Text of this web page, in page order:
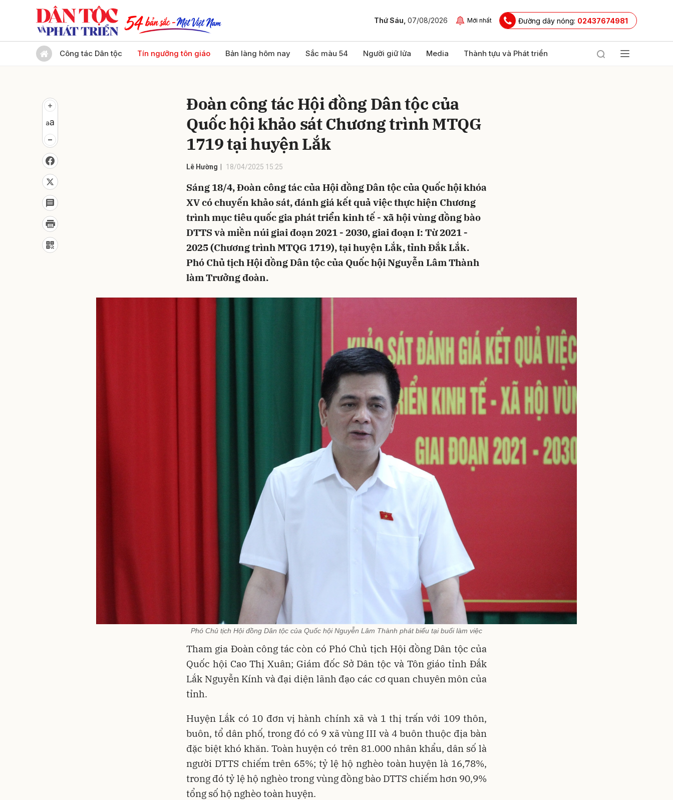
Thứ Sáu, 07/08/2026 Mới nhất Đường dây nóng: 02437674981
Công tác Dân tộc Tín ngưỡng tôn giáo Bản làng hôm nay Sắc màu 54 Người giữ lửa Media Thành tựu và Phát triển
Đoàn công tác Hội đồng Dân tộc của
Quốc hội khảo sát Chương trình MTQG
1719 tại huyện Lắk
Lê Hường 18/04/2025 15:25
Sáng 18/4, Đoàn công tác của Hội đồng Dân tộc của Quốc hội khóa
XV có chuyến khảo sát, đánh giá kết quả việc thực hiện Chương
trình mục tiêu quốc gia phát triển kinh tế - xã hội vùng đồng bào
DTTS và miền núi giai đoạn 2021 - 2030, giai đoạn I: Từ 2021 -
2025 (Chương trình MTQG 1719), tại huyện Lắk, tỉnh Đắk Lắk.
Phó Chủ tịch Hội đồng Dân tộc của Quốc hội Nguyễn Lâm Thành
làm Trưởng đoàn.
Phó Chủ tịch Hội đồng Dân tộc của Quốc hội Nguyễn Lâm Thành phát biểu tại buổi làm việc
Tham gia Đoàn công tác còn có Phó Chủ tịch Hội đồng Dân tộc của
Quốc hội Cao Thị Xuân; Giám đốc Sở Dân tộc và Tôn giáo tỉnh Đắk
Lắk Nguyễn Kính và đại diện lãnh đạo các cơ quan chuyên môn của
tỉnh.
Huyện Lắk có 10 đơn vị hành chính xã và 1 thị trấn với 109 thôn,
buôn, tổ dân phố, trong đó có 9 xã vùng III và 4 buôn thuộc địa bàn
đặc biệt khó khăn. Toàn huyện có trên 81.000 nhân khẩu, dân số là
người DTTS chiếm trên 65%; tỷ lệ hộ nghèo toàn huyện là 16,78%,
trong đó tỷ lệ hộ nghèo trong vùng đồng bào DTTS chiếm hơn 90,9%
tổng số hộ nghèo toàn huyện.
Gửi bình luận